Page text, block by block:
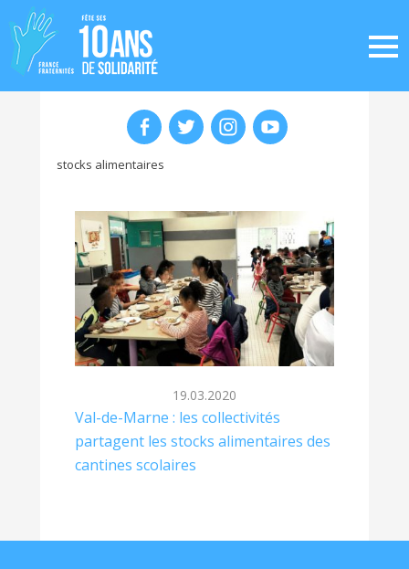
stocks alimentaires
19.03.2020
Val-de-Marne : les collectivités
partagent les stocks alimentaires des
cantines scolaires